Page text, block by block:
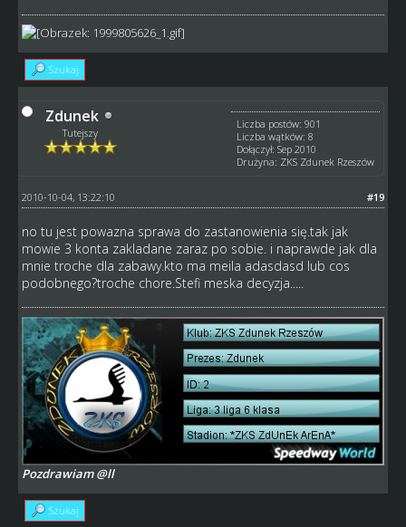
Szukaj
Zdunek
Tutejszy
Liczba postów: 901
Liczba wątków: 8
Dołączył: Sep 2010
Drużyna: ZKS Zdunek Rzeszów
#19
2010-10-04, 13:22:10
no tu jest powazna sprawa do zastanowienia się.tak jak
mowie 3 konta zakladane zaraz po sobie. i naprawde jak dla
mnie troche dla zabawy.kto ma meila adasdasd lub cos
podobnego?troche chore.Stefi meska decyzja.....
Pozdrawiam @ll
Szukaj